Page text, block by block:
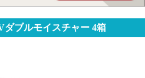
ダブルモイスチャー 4箱